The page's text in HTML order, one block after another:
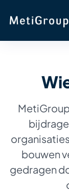
bouwen
gedragen